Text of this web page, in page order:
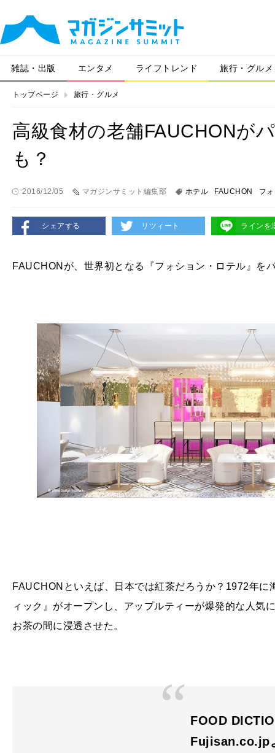
雑誌・出版 エンタメ ライフトレンド 旅行・グルメ
トップページ 旅行・グルメ
高級食材の老舗FAUCHONが
も？
2016/12/05 マガジンサミット編集部 ホテル FAUCHON フ
シェアする リツィート ラインを
FAUCHON が、世界初となる『フォション・ロテル』を
FAUCHONといえば、日本では紅茶だろうか？1972年
ィック』がオープンし、アップルティーが爆発的な人気
お茶の間に浸透させた。
FOOD
Fujisan.co.jp